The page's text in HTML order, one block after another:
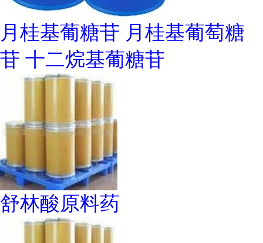
月桂基葡糖苷 月桂基葡萄糖
苷 十二烷基葡糖苷
舒林酸原料药